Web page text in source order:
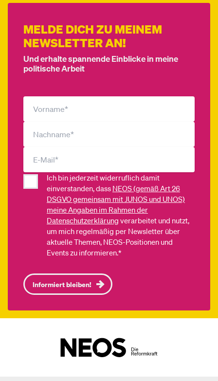
des NEOS
2013 – 2014, Parlamentarischer Mitarbeiter des
Nationalratsabgeordneten Gerald Loacker
2013, Praktikum Österreichische Botschaft Washington
2012, Praktikant Österreichisches Parlament
2011, Praktikant in der Landtagsdirektion Vorarlberg
MELDE DICH ZU MEINEM
NEWSLETTER AN!
Und erhalte spannende Einblicke in meine
politische Arbeit
Ich bin jederzeit widerruflich damit
einverstanden, dass NEOS (gemäß Art 26
DSGVO gemeinsam mit JUNOS und UNOS)
meine Angaben im Rahmen der
Datenschutzerklärung verarbeitet und nutzt,
um mich regelmäßig per Newsletter über
aktuelle Themen, NEOS-Positionen und
Events zu informieren.*
Informiert bleiben!